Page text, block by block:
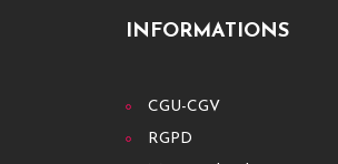
INFORMATIONS
CGU-CGV
RGPD